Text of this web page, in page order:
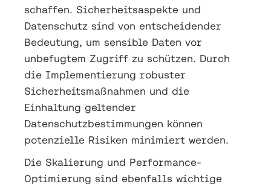
schaffen. Sicherheitsaspekte und
Datenschutz sind von entscheidender
Bedeutung, um sensible Daten vor
unbefugtem Zugriff zu schützen. Durch
die Implementierung robuster
Sicherheitsmaßnahmen und die
Einhaltung geltender
Datenschutzbestimmungen können
potenzielle Risiken minimiert werden.
Die Skalierung und Performance-
Optimierung sind ebenfalls wichtige